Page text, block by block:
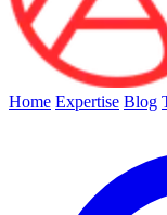
Home Expertise Blog